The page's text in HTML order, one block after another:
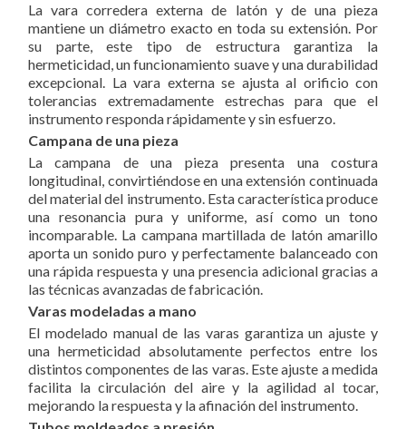
La vara corredera externa de latón y de una pieza
mantiene un diámetro exacto en toda su extensión. Por
su parte, este tipo de estructura garantiza la
hermeticidad, un funcionamiento suave y una durabilidad
excepcional. La vara externa se ajusta al orificio con
tolerancias extremadamente estrechas para que el
instrumento responda rápidamente y sin esfuerzo.
Campana de una pieza
La campana de una pieza presenta una costura
longitudinal, convirtiéndose en una extensión continuada
del material del instrumento. Esta característica produce
una resonancia pura y uniforme, así como un tono
incomparable. La campana martillada de latón amarillo
aporta un sonido puro y perfectamente balanceado con
una rápida respuesta y una presencia adicional gracias a
las técnicas avanzadas de fabricación.
Varas modeladas a mano
El modelado manual de las varas garantiza un ajuste y
una hermeticidad absolutamente perfectos entre los
distintos componentes de las varas. Este ajuste a medida
facilita la circulación del aire y la agilidad al tocar,
mejorando la respuesta y la afinación del instrumento.